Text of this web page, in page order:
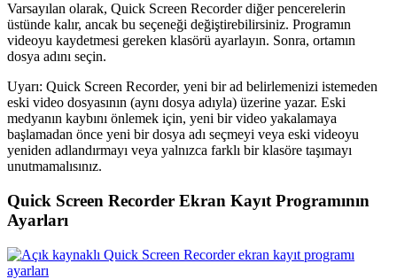
Varsayılan olarak, Quick Screen Recorderdiğer pencerelerin
üstünde kalır, ancak bu seçeneği değiştirebilirsiniz. Programın
videoyu kaydetmesi gereken klasörü ayarlayın. Sonra, ortamın
dosya adını seçin.
Uyarı: Quick Screen Recorder, yeni bir ad belirlemenizi istemeden
eski video dosyasının (aynı dosya adıyla) üzerine yazar. Eski
medyanın kaybını önlemek için, yeni bir video yakalamaya
başlamadan önce yeni bir dosya adı seçmeyi veya eski videoyu
yeniden adlandırmayı veya yalnızca farklı bir klasöre taşımayı
unutmamalısınız.
Quick Screen Recorder Ekran Kayıt Programının
Ayarları